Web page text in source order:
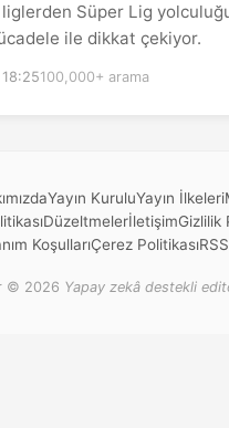
liglerden Süper Lig
ile dikkat çekiyor.
100,000+ arama
Yayın KuruluYayın İlkeleri
DüzeltmelerİletişimGizlilik
KoşullarıÇerez PolitikasıRSS
© 2026 Yapay zekâ destekli